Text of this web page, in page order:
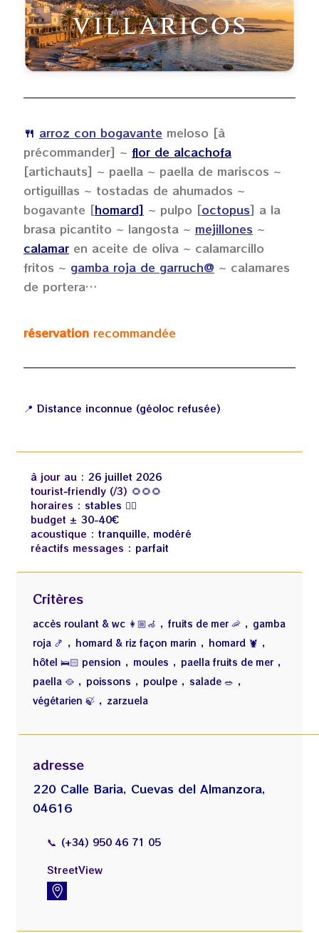
🍴 arroz con bogavante meloso [à
précommander] ~ flor de alcachofa
[artichauts] ~ paella ~ paella de mariscos ~
ortiguillas ~ tostadas de ahumados ~
bogavante [homard] ~ pulpo [octopus] a la
brasa picantito ~ langosta ~ mejillones ~
calamar en aceite de oliva ~ calamarcillo
fritos ~ gamba roja de garruch@ ~ calamares
de portera…
réservation recommandée
📍 Distance inconnue (géoloc refusée)
à jour au : 26 juillet 2026
tourist‑friendly (/3) 🌻🌻🌻
horaires : stables 👍🏻
budget ± 30-40€
acoustique : tranquille, modéré
réactifs messages : parfait
adresse
220 Calle Baria, Cuevas del Almanzora,
04616
📞 (+34) 950 46 71 05
StreetView
Critères
accès roulant & wc 👩🏼‍🦽 ,fruits de mer 🦐 , gamba
roja 🍤 , homard & riz façon marin , homard 🦞 ,
hôtel 🛌🏻 pension , moules , paella fruits de mer ,
paella 🥘 , poissons , poulpe , salade 🥗 ,
végétarien 🍃 , zarzuela